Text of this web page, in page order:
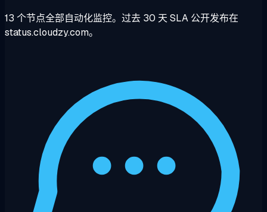
13 个节点全部自动化监控。过去 30 天 SLA 公开发布在
status.cloudzy.com。